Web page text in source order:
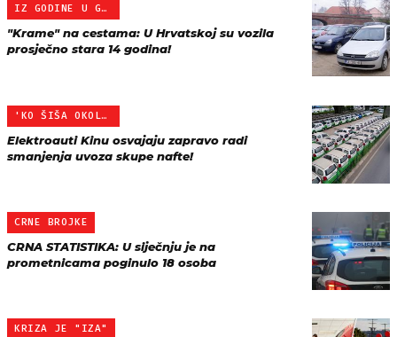
IZ GODINE U GODINU SVE G…
"Krame" na cestama: U Hrvatskoj su vozila
prosječno stara 14 godina!
'KO ŠIŠA OKOLIŠ
Elektroauti Kinu osvajaju zapravo radi
smanjenja uvoza skupe nafte!
CRNE BROJKE
CRNA STATISTIKA: U siječnju je na
prometnicama poginulo 18 osoba
KRIZA JE "IZA"